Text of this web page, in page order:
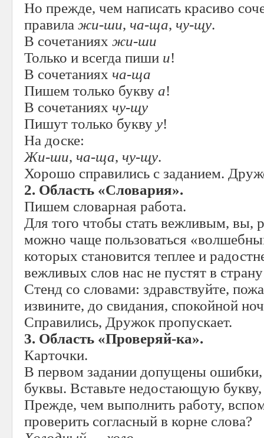
Но прежде, чем написать красиво
правила жи-ши, ча-ща, чу-щу.
В сочетаниях жи-ши
Только и всегда пиши и!
В сочетаниях ча-ща
Пишем только букву а!
В сочетаниях чу-щу
Пишут только букву у!
На доске:
Жи-ши, ча-ща, чу-щу.
Хорошо справились с заданием.
2. Область «Словария».
Пишем словарная работа.
Для того чтобы стать вежливым, вы,
можно чаще пользоваться
которых становится теплее и
вежливых слов нас не пустят в
Стенд со словами: здравствуйте,
извините, до свидания, спокойной
Справились, Дружок пропускает.
3. Область «Проверяй-ка».
Карточки.
В первом задании допущены ошибки,
буквы. Вставьте недостающую
Прежде, чем выполнить работу,
проверить согласный в корне слова?